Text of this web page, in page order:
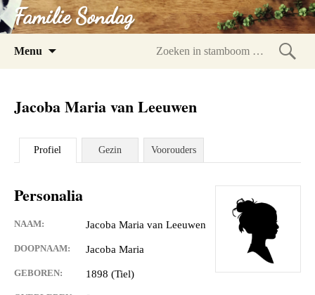
Familie Sondag
Menu
Jacoba Maria van Leeuwen
Profiel Gezin Voorouders
Personalia
NAAM: Jacoba Maria van Leeuwen
DOOPNAAM: Jacoba Maria
GEBOREN: 1898 (Tiel)